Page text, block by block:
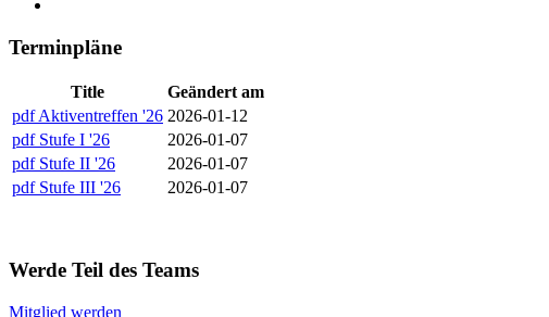
Terminpläne
Title
Geändert am
pdf Aktiventreffen '26 2026-01-12
pdf Stufe I '26
2026-01-07
pdf Stufe II '26
2026-01-07
pdf Stufe III '26 2026-01-07
Werde Teil des Teams
Mitglied werden